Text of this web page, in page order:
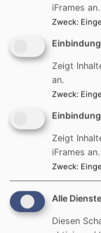
iFrames an.
Zweck:
Zeigt
an.
Zweck:
Zeigt
iFrames an.
Zweck:
Alle
Diesen